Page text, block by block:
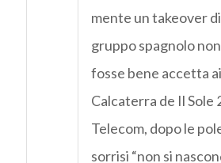
mente un takeover
gruppo spagnolo
fosse bene accetta
Calcaterra de Il
Telecom, dopo le
sorrisi “non si